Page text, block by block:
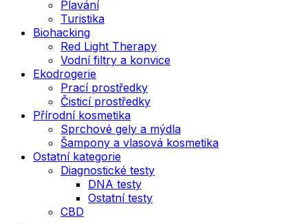
Plavání
Turistika
Biohacking
Red Light Therapy
Vodní filtry a konvice
Ekodrogerie
Prací prostředky
Čisticí prostředky
Přírodní kosmetika
Sprchové gely a mýdla
Šampony a vlasová kosmetika
Ostatní kategorie
Diagnostické testy
DNA testy
Ostatní testy
CBD